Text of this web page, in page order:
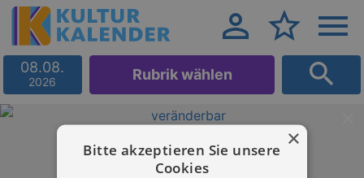
08.08.
2026 Rubrik wählen
×
Bitte akzeptieren Sie unsere
Cookies